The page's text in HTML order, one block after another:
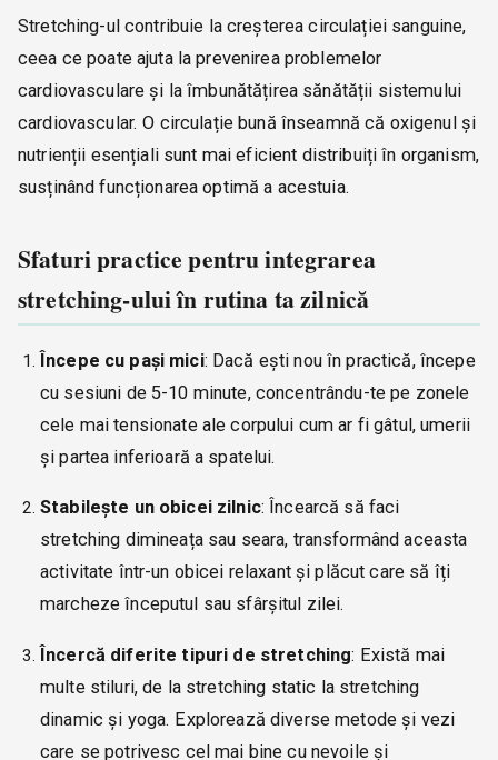
Stretching-ul contribuie la creșterea circulației sanguine,
ceea ce poate ajuta la prevenirea problemelor
cardiovasculare și la îmbunătățirea sănătății sistemului
cardiovascular. O circulație bună înseamnă că oxigenul și
nutrienții esențiali sunt mai eficient distribuiți în organism,
susținând funcționarea optimă a acestuia.
Sfaturi practice pentru integrarea
stretching-ului în rutina ta zilnică
Începe cu pași mici: Dacă ești nou în practică, începe
cu sesiuni de 5-10 minute, concentrându-te pe zonele
cele mai tensionate ale corpului cum ar fi gâtul, umerii
și partea inferioară a spatelui.
Stabilește un obicei zilnic: Încearcă să faci
stretching dimineața sau seara, transformând aceasta
activitate într-un obicei relaxant și plăcut care să îți
marcheze începutul sau sfârșitul zilei.
Încercă diferite tipuri de stretching: Există mai
multe stiluri, de la stretching static la stretching
dinamic și yoga. Explorează diverse metode și vezi
care se potrivesc cel mai bine cu nevoile și